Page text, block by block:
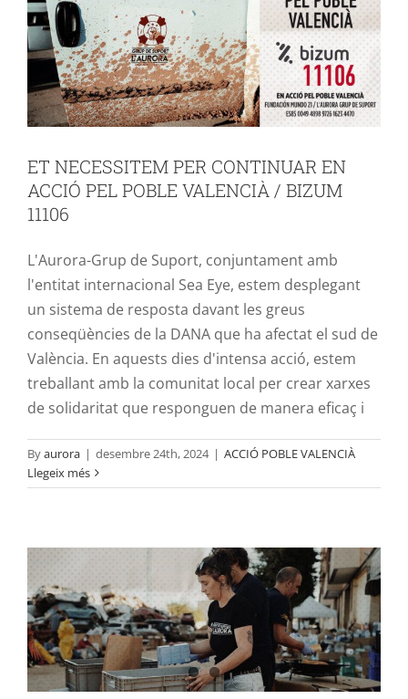
ET NECESSITEM PER CONTINUAR EN
ACCIÓ PEL POBLE VALENCIÀ / BIZUM
11106
L'Aurora-Grup de Suport, conjuntament amb
l'entitat internacional Sea Eye, estem desplegant
un sistema de resposta davant les greus
conseqüències de la DANA que ha afectat el sud de
València. En aquests dies d'intensa acció, estem
treballant amb la comunitat local per crear xarxes
de solidaritat que responguen de manera eficaç i
Byaurora | desembre 24th, 2024 | ACCIÓ POBLE VALENCIÀ
Llegeix més
EN ACCIÓ PEL POBLE VALENCIÀ:
REPORT D’ACTIVITAT / 1 NOV – 15 DES